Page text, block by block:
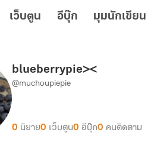
เว็บตูน อีบุ๊ก มุมนักเขียน
blueberrypie><
@muchoupiepie
0 นิยาย0 เว็บตูน0 อีบุ๊ก0 คนติดตาม